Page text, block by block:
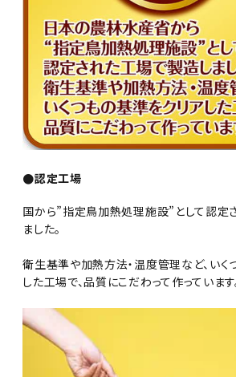
●認定工場
国から”指定鳥加熱処理施設”として認定
ました。
衛生基準や加熱方法・温度管理など、いく
した工場で、品質にこだわって作っています